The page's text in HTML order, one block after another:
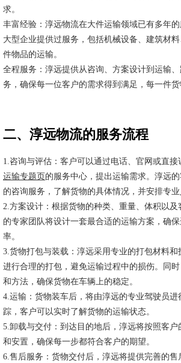
求。
丰富经验：淳远物流在大件运输领域已有多年
大型企业提供过服务，包括机械设备、建筑材
件物品的运输。
全程服务：淳远提供从咨询、方案设计到运输
务，确保每一位客户的需求得到满足，每一件货
二、淳远物流的服务流程
1.咨询与评估：客户可以通过电话、官网或直接
运输专题页的服务中心，提出运输需求。淳远
的咨询服务，了解货物的具体情况，并安排专业
2.方案设计：根据货物的种类、重量、体积以
的专家团队将设计一套最合适的运输方案，确
率。
3.货物打包与装载：淳远采用专业的打包材料
进行合理的打包，避免运输过程中的损伤。同
和方法，确保货物在车辆上的稳定。
4.运输：货物装车后，将由淳远的专业驾驶员进
踪，客户可以实时了解货物的运输状态。
5.卸载与交付：到达目的地后，淳远将按照客
和安置，确保每一步都符合客户的期望。
6.售后服务：货物交付后，淳远将提供完善的